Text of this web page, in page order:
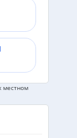
Шри-Ланка из Алматы
местном